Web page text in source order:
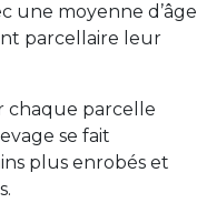
une moyenne d’âge
parcellaire leur
chaque parcelle
se fait
plus enrobés et